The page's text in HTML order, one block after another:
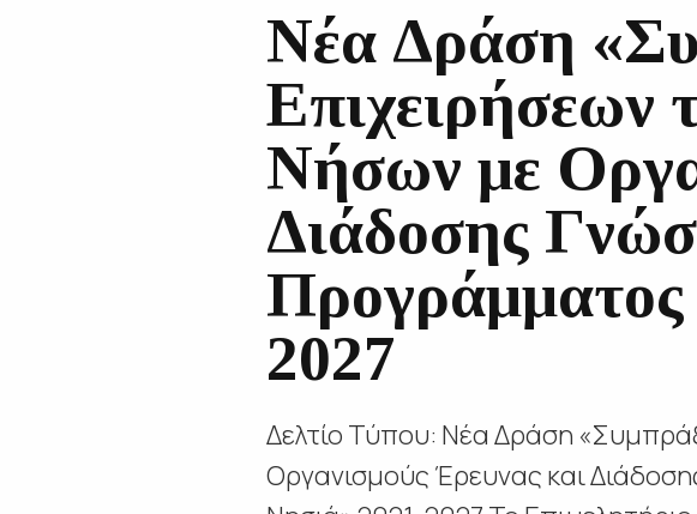
Νέα Δράση
Επιχειρήσεων
Νήσων με
Διάδοσης
Προγράμματος
2027
Δελτίο Τύπου: Νέα Δράση
Οργανισμούς Έρευνας και